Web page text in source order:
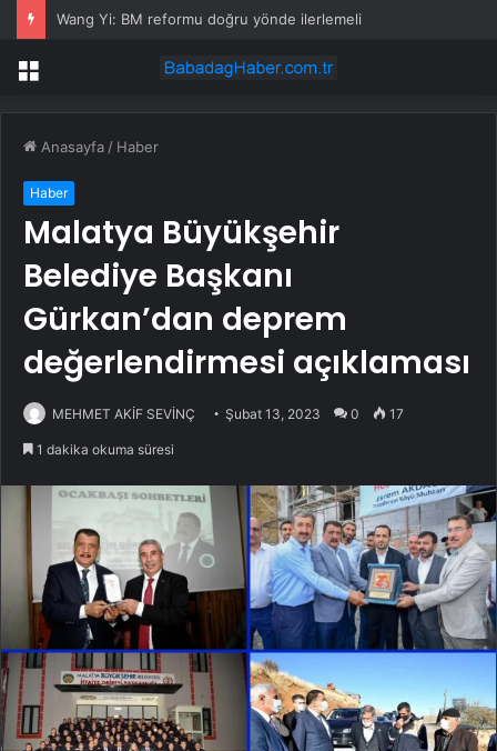
Wang Yi: BM reformu doğru yönde ilerlemeli
Menü
Anasayfa / Haber
Haber
Malatya Büyükşehir
Belediye Başkanı
Gürkan’dan deprem
değerlendirmesi açıklaması
MEHMET AKİF SEVİNÇ Şubat 13, 2023 0 17
1 dakika okuma süresi